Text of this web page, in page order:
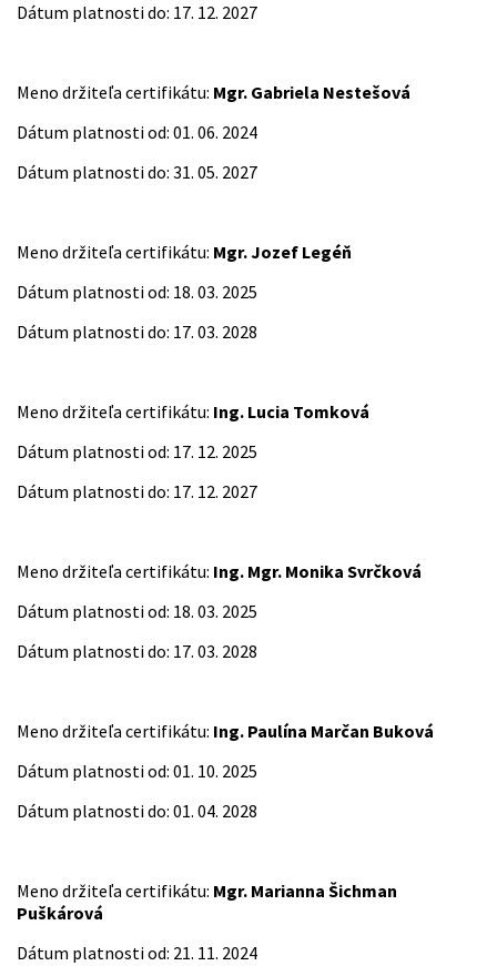
Dátum platnosti do: 17. 12. 2027
Meno držiteľa certifikátu: Mgr. Gabriela Nestešová
Dátum platnosti od: 01. 06. 2024
Dátum platnosti do: 31. 05. 2027
Meno držiteľa certifikátu: Mgr. Jozef Legéň
Dátum platnosti od: 18. 03. 2025
Dátum platnosti do: 17. 03. 2028
Meno držiteľa certifikátu: Ing. Lucia Tomková
Dátum platnosti od: 17. 12. 2025
Dátum platnosti do: 17. 12. 2027
Meno držiteľa certifikátu: Ing. Mgr. Monika Svrčková
Dátum platnosti od: 18. 03. 2025
Dátum platnosti do: 17. 03. 2028
Meno držiteľa certifikátu: Ing. Paulína Marčan Buková
Dátum platnosti od: 01. 10. 2025
Dátum platnosti do: 01. 04. 2028
Meno držiteľa certifikátu: Mgr. Marianna Šichman
Puškárová
Dátum platnosti od: 21. 11. 2024